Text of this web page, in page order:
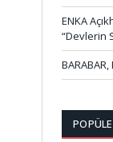
ENKA
“Devlerin